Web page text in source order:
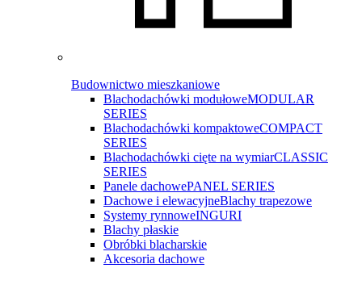
Budownictwo mieszkaniowe
Blachodachówki modułoweMODULAR
SERIES
Blachodachówki kompaktoweCOMPACT
SERIES
Blachodachówki cięte na wymiarCLASSIC
SERIES
Panele dachowePANEL SERIES
Dachowe i elewacyjneBlachy trapezowe
Systemy rynnoweINGURI
Blachy płaskie
Obróbki blacharskie
Akcesoria dachowe